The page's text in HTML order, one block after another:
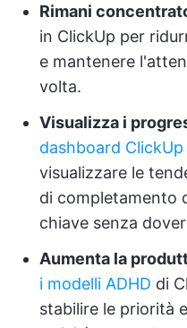
Rimani
in ClickUp per
e mantenere
volta.
Visualizza i
dashboard ClickUp
visualizzare le
di completamento
chiave senza
Aumenta la
i modelli ADHD di
stabilire le priorità